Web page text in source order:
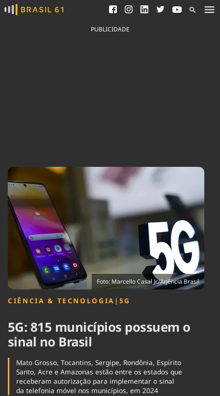
Ver todas as notícias
Saneamento
Indicadores
Agronegócios
Brasil
Brasil Mineral
Ciência &
Tecnologia
Cinema
Comportamento
Cultura
Infraestrutura
Internacional
Meio Ambiente
Saúde
Tempo
PUBLICIDADE
Foto: Marcello Casal Jr./Agência Brasil
CIÊNCIA & TECNOLOGIA | 5G
5G: 815 municípios possuem o
sinal no Brasil
Mato Grosso, Tocantins, Sergipe, Rondônia, Espírito
Santo, Acre e Amazonas estão entre os estados que
receberam autorização para implementar o sinal
da telefonia móvel nos municípios, em 2024